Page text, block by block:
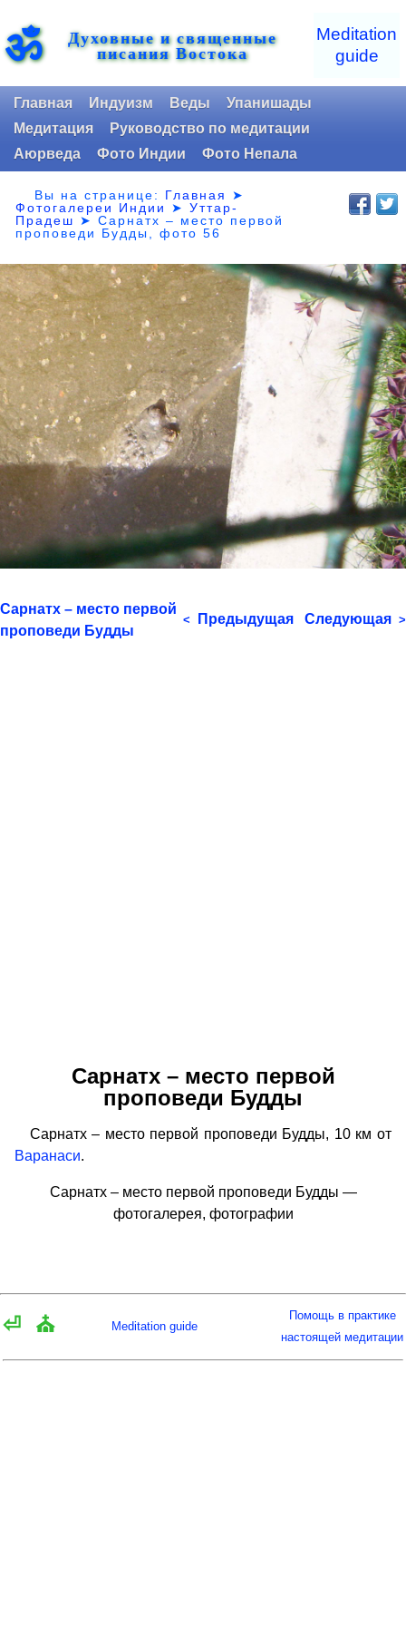
ॐ Духовные и священные
писания Востока
Meditation
guide
Главная Индуизм Веды
Упанишады
Медитация
Руководство по медитации
Аюрведа
Фото Индии Фото Непала
Вы на странице: Главная
➤
Фотогалереи Индии
➤Уттар-
Прадеш ➤Сарнатх – место первой
проповеди Будды, фото 56
Сарнатх – место первой
проповеди Будды
< Предыдущая Следующая >
Сарнатх – место первой
проповеди Будды
Сарнатх – место первой проповеди Будды, 10 км от
Варанаси.
Сарнатх – место первой проповеди Будды —
фотогалерея, фотографии
⏎ ⛪ Meditation guide
Помощь в практике
настоящей медитации